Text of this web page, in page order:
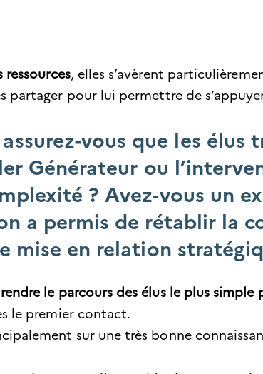
ressources, elles s’avèrent
partager pour lui permettre de
vous que les
Générateur ou
? Avez-vous un
a permis de rétablir la
mise en relation
le parcours des élus le plus simple
le premier contact.
sur une très bonne